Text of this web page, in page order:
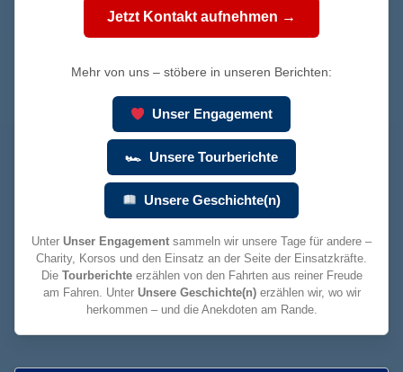
Jetzt Kontakt aufnehmen →
Mehr von uns – stöbere in unseren Berichten:
Unser Engagement
🏎 Unsere Tourberichte
Unsere Geschichte(n)
Unter Unser Engagement sammeln wir unsere Tage für andere –
Charity, Korsos und den Einsatz an der Seite der Einsatzkräfte.
Die Tourberichteerzählen von den Fahrten aus reiner Freude
am Fahren. Unter Unsere Geschichte(n)erzählen wir, wo wir
herkommen – und die Anekdoten am Rande.